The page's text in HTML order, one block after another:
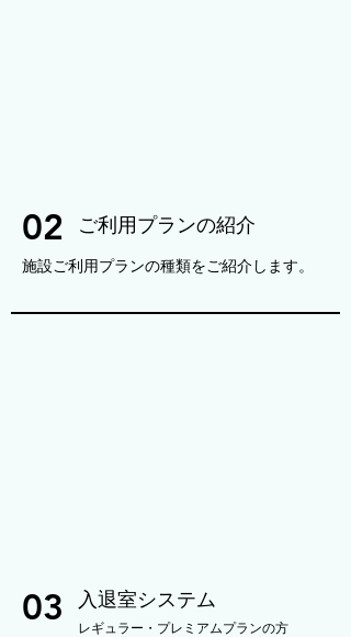
02 ご利用プランの紹介
施設ご利用プランの種類をご紹介します。
03 入退室システム
​レギュラー・プレミアムプランの方